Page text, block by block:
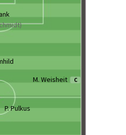
M. Weisheit C
P. Pulkus